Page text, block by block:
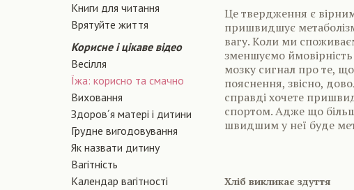
Книги для читання
Врятуйте життя
Корисне і цікаве відео
Весілля
Їжа: корисно та смачно
Виховання
Здоров´я матері і дитини
Грудне вигодовування
Як назвати дитину
Вагiтнiсть
Календар вагітності
Це твердження є
пришвидшує
вагу. Коли ми
зменшуємо
мозку сигнал про те,
пояснення, звісно,
справді хочете
спортом. Адже що
швидшим у неї буде
Хліб викликає здуття